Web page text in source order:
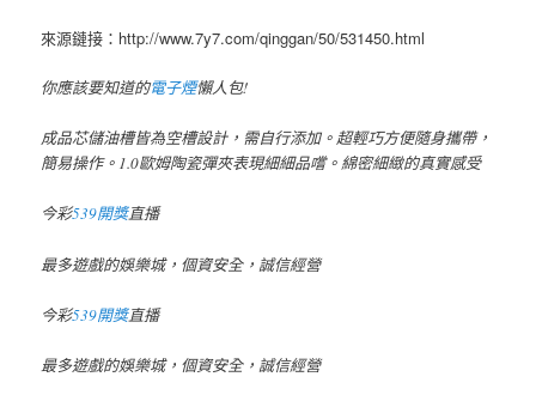
來源鏈接：http://www.7y7.com/qinggan/50/531450.html
你應該要知道的電子煙懶人包!
成品芯儲油槽皆為空槽設計，需自行添加。超輕巧方便隨身攜帶，
簡易操作。1.0歐姆陶瓷彈夾表現細細品嚐。綿密細緻的真實感受
今彩539開獎直播
最多遊戲的娛樂城，個資安全，誠信經營
今彩539開獎直播
最多遊戲的娛樂城，個資安全，誠信經營